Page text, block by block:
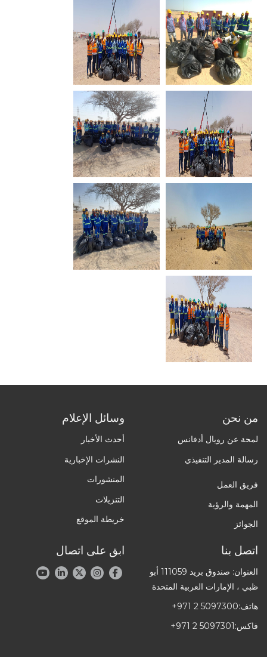
من نحن
لمحة عن رويال أدفانس
رسالة المدير التنفيذي
فريق العمل
المهمة والرؤية
الجوائز
وسائل الإعلام
أحدث الأخبار
النشرات الإخبارية
المنشورات
التنزيلات
خريطة الموقع
اتصل بنا
العنوان: صندوق بريد 111059 أبو
ظبي ، الإمارات العربية المتحدة
هاتف:+971 2 5097300
فاكس: +971 2 5097301
ابق على اتصال